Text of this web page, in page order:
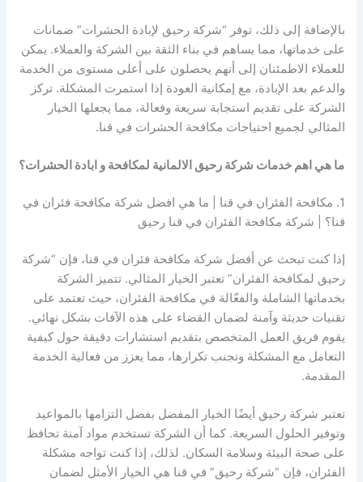
بالإضافة إلى ذلك، توفر “شركة رحيق لإبادة الحشرات” ضمانات
على خدماتها، مما يساهم في بناء الثقة بين الشركة والعملاء. يمكن
للعملاء الاطمئنان إلى أنهم يحصلون على أعلى مستوى من الخدمة
والدعم بعد الإبادة، مع إمكانية العودة إذا استمرت المشكلة. تركز
الشركة على تقديم استجابة سريعة وفعالة، مما يجعلها الخيار
المثالي لجميع احتياجات مكافحة الحشرات في قنا.
ما هي اهم خدمات شركة رحيق الالمانية لمكافحة و ابادة الحشرات؟
1. مكافحة الفئران في قنا | ما هي افضل شركة مكافحة فئران في
قنا؟ | شركة مكافحة الفئران في قنا رحيق
إذا كنت تبحث عن أفضل شركة مكافحة فئران في قنا، فإن “شركة
رحيق لمكافحة الفئران” تعتبر الخيار المثالي. تتميز الشركة
بخدماتها الشاملة والفعّالة في مكافحة الفئران، حيث تعتمد على
تقنيات حديثة وآمنة لضمان القضاء على هذه الآفات بشكل نهائي.
يقوم فريق العمل المتخصص بتقديم استشارات دقيقة حول كيفية
التعامل مع المشكلة وتجنب تكرارها، مما يعزز من فعالية الخدمة
المقدمة.
تعتبر شركة رحيق أيضًا الخيار المفضل بفضل التزامها بالمواعيد
وتوفير الحلول السريعة. كما أن الشركة تستخدم مواد آمنة تحافظ
على صحة البيئة وسلامة السكان. لذلك، إذا كنت تواجه مشكلة
الفئران، فإن “شركة رحيق” في قنا هي الخيار الأمثل لضمان